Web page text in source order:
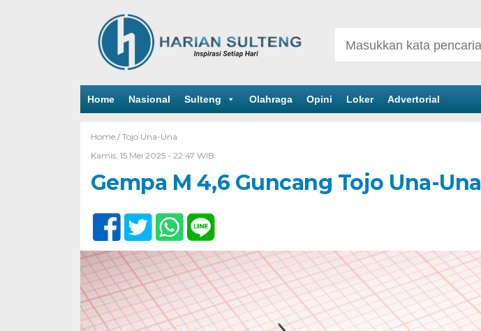
Home Nasional Sulteng Olahraga Opini Loker Advertorial
Home / Tojo Una-Una
Kamis, 15 Mei 2025 - 22:47 WIB
Gempa M 4,6 Guncang Tojo Una-Una